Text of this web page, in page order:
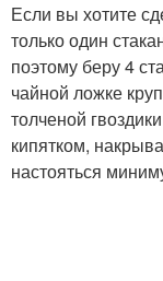
Если вы хотите
только один
поэтому беру 4
чайной ложке
толченой
кипятком,
настояться